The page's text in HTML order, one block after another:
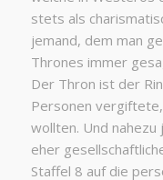
stets als
jemand, dem man
Thrones immer
Der Thron ist der
Personen
wollten. Und
eher
Staffel 8 auf die